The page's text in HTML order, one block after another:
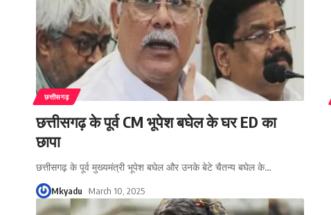
छत्तीसगढ़
छत्तीसगढ़ के पूर्व CM भूपेश बघेल के घर ED का
छापा
छत्तीसगढ़ के पूर्व मुख्यमंत्री भूपेश बघेल और उनके बेटे चैतन्य बघेल के…
Mkyadu March 10, 2025